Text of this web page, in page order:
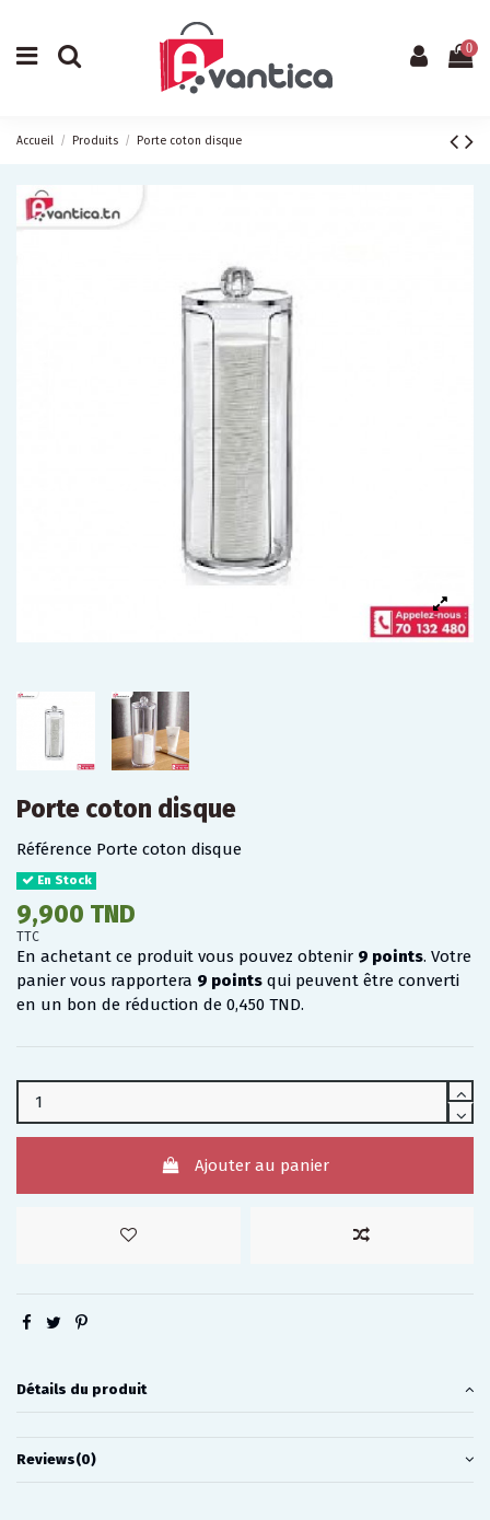
0
Accueil Produits Porte coton disque
Porte coton disque
Référence Porte coton disque
En Stock
9,900 TND
TTC
En achetant ce produit vous pouvez obtenir 9 points. Votre
panier vous rapportera 9 points qui peuvent être converti
en un bon de réduction de 0,450 TND.
Ajouter au panier
Détails du produit
Reviews(0)